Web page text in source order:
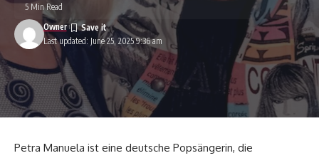
Last updated: June 25, 2025 9:36 am
Owner
5 Min Read
Petra Manuela ist eine deutsche Popsängerin, die